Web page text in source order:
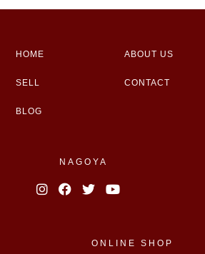
HOME ABOUT US
SELL CONTACT
BLOG
NAGOYA
ONLINE SHOP